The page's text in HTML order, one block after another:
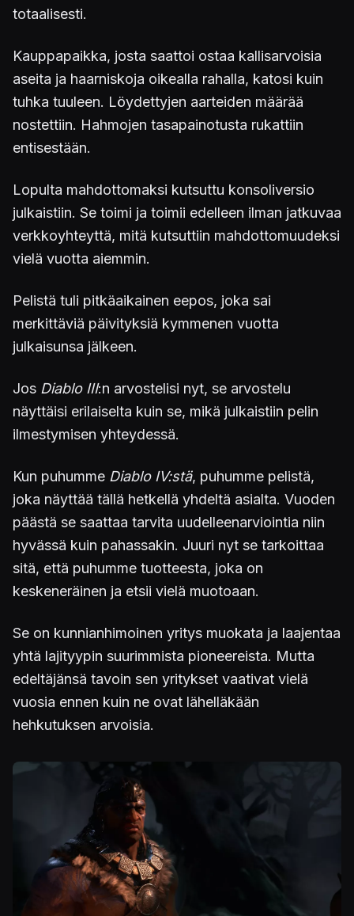
totaalisesti.
Kauppapaikka, josta saattoi ostaa kallisarvoisia
aseita ja haarniskoja oikealla rahalla, katosi kuin
tuhka tuuleen. Löydettyjen aarteiden määrää
nostettiin. Hahmojen tasapainotusta rukattiin
entisestään.
Lopulta mahdottomaksi kutsuttu konsoliversio
julkaistiin. Se toimi ja toimii edelleen ilman jatkuvaa
verkkoyhteyttä, mitä kutsuttiin mahdottomuudeksi
vielä vuotta aiemmin.
Pelistä tuli pitkäaikainen eepos, joka sai
merkittäviä päivityksiä kymmenen vuotta
julkaisunsa jälkeen.
Jos Diablo III:n arvostelisi nyt, se arvostelu
näyttäisi erilaiselta kuin se, mikä julkaistiin pelin
ilmestymisen yhteydessä.
Kun puhumme Diablo IV:stä, puhumme pelistä,
joka näyttää tällä hetkellä yhdeltä asialta. Vuoden
päästä se saattaa tarvita uudelleenarviointia niin
hyvässä kuin pahassakin. Juuri nyt se tarkoittaa
sitä, että puhumme tuotteesta, joka on
keskeneräinen ja etsii vielä muotoaan.
Se on kunnianhimoinen yritys muokata ja laajentaa
yhtä lajityypin suurimmista pioneereista. Mutta
edeltäjänsä tavoin sen yritykset vaativat vielä
vuosia ennen kuin ne ovat lähelläkään
hehkutuksen arvoisia.
Kuva